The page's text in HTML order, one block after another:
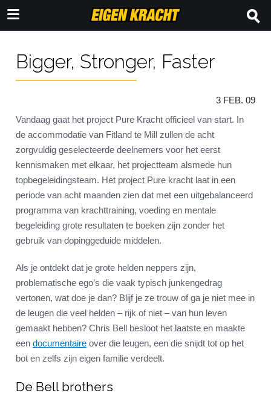
Bigger, Stronger, Faster
3 FEB. 09
Vandaag gaat het project Pure Kracht officieel van start. In
de accommodatie van Fitland te Mill zullen de acht
zorgvuldig geselecteerde deelnemers voor het eerst
kennismaken met elkaar, het projectteam alsmede hun
topbegeleidingsteam. Het project Pure kracht laat in een
periode van acht maanden zien dat met een uitgebalanceerd
programma van krachttraining, voeding en mentale
begeleiding grote resultaten te boeken zijn zonder het
gebruik van dopinggeduide middelen.
Als je ontdekt dat je grote helden neppers zijn,
problematische ego’s die vaak typisch junkengedrag
vertonen, wat doe je dan? Blijf je ze trouw of ga je niet mee in
de leugen die veel helden – rijk of niet – van hun leven
gemaakt hebben? Chris Bell besloot het laatste en maakte
een documentaire over die leugen, een die snijdt tot op het
bot en zelfs zijn eigen familie verdeelt.
De Bell brothers